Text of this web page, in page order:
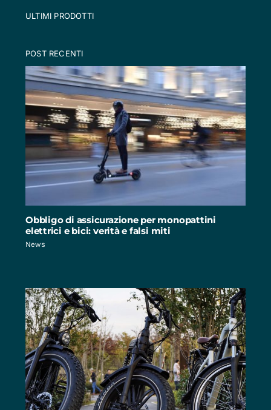
ULTIMI PRODOTTI
POST RECENTI
Obbligo di assicurazione per monopattini
elettrici e bici: verità e falsi miti
News